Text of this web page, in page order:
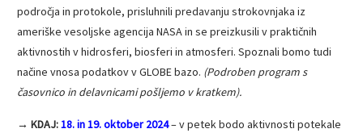
področja in protokole, prisluhnili predavanju strokovnjaka iz
ameriške vesoljske agencija NASA in se preizkusili v praktičnih
aktivnostih v hidrosferi, biosferi in atmosferi. Spoznali bomo tudi
načine vnosa podatkov v GLOBE bazo. (Podroben program s
časovnico in delavnicami pošljemo v kratkem).
→ KDAJ:18. in 19. oktober 2024– v petek bodo aktivnosti potekale